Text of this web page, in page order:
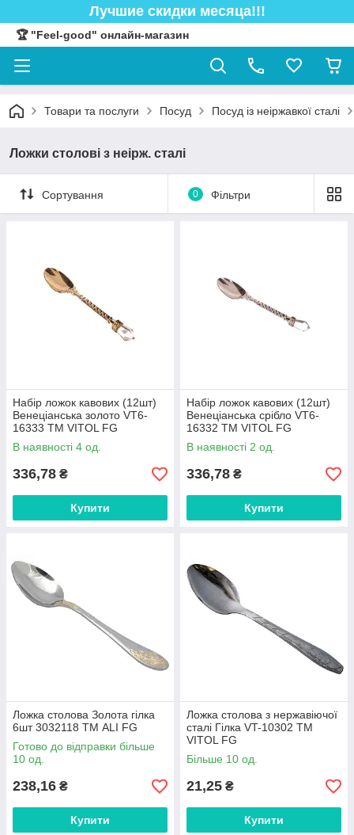
Лучшие скидки месяца!!!
🏆 "Feel-good" онлайн-магазин
Товари та послуги Посуд Посуд із неіржавкої сталі
Ложки столові з неірж. сталі
Сортування 0 Фільтри
Набір ложок кавових (12шт)
Венеціанська золото VT6-
16333 ТМ VITOL FG
В наявності 4 од.
336,78 ₴
Купити
Набір ложок кавових (12шт)
Венеціанська срібло VT6-
16332 ТМ VITOL FG
В наявності 2 од.
336,78 ₴
Купити
Ложка столова Золота гілка
6шт 3032118 ТМ ALI FG
Готово до відправки більше
10 од.
238,16 ₴
Купити
Ложка столова з нержавіючої
сталі Гілка VT-10302 ТМ
VITOL FG
Більше 10 од.
21,25 ₴
Купити